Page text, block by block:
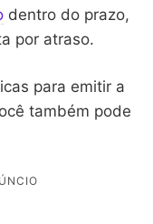
dentro do prazo,
por atraso.
para emitir a
também pode